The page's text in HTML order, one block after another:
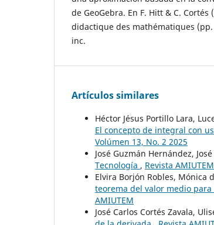
de GeoGebra. En F. Hitt & C.
didactique des mathématiques
inc.
Artículos similares
Héctor Jésus Portillo Lara,
El concepto de integral con
Volúmen 13, No. 2 2025
José Guzmán Hernández,
Tecnología , Revista
Elvira Borjón Robles, Mónica
teorema del valor medio
AMIUTEM
José Carlos Cortés Zavala,